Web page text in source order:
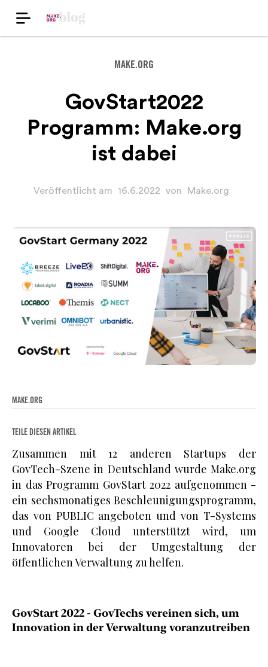
MAKE.ORG
GovStart2022
Programm: Make.org
ist dabei
Veröffentlicht am 16.6.2022 von Make.org
MAKE.ORG
TEILE DIESEN ARTIKEL
Zusammen mit 12 anderen Startups der
GovTech-Szene in Deutschland wurde Make.org
in das Programm GovStart 2022 aufgenommen -
ein sechsmonatiges Beschleunigungsprogramm,
das von PUBLIC angeboten und von T-Systems
und Google Cloud unterstützt wird, um
Innovatoren bei der Umgestaltung der
öffentlichen Verwaltung zu helfen.
GovStart 2022 - GovTechs vereinen sich, um
Innovation in der Verwaltung voranzutreiben